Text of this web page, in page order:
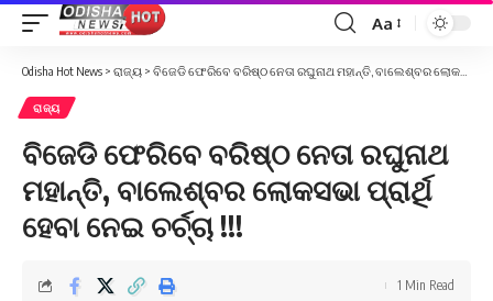
Font
Aa
Odisha Hot News > ରାଜ୍ୟ > ବିଜେଡି ଫେରିବେ ବରିଷ୍ଠ ନେତା ରଘୁନାଥ ମହାନ୍ତି, ବାଲେଶ୍ବର ଲୋକସଭା ପ୍ରାର୍ଥି ହେବା ନେଇ ଚର୍ଚ୍ଚା !!!
ରାଜ୍ୟ
ବିଜେଡି ଫେରିବେ ବରିଷ୍ଠ ନେତା ରଘୁନାଥ
ମହାନ୍ତି, ବାଲେଶ୍ବର ଲୋକସଭା ପ୍ରାର୍ଥି
ହେବା ନେଇ ଚର୍ଚ୍ଚା !!!
1 Min Read